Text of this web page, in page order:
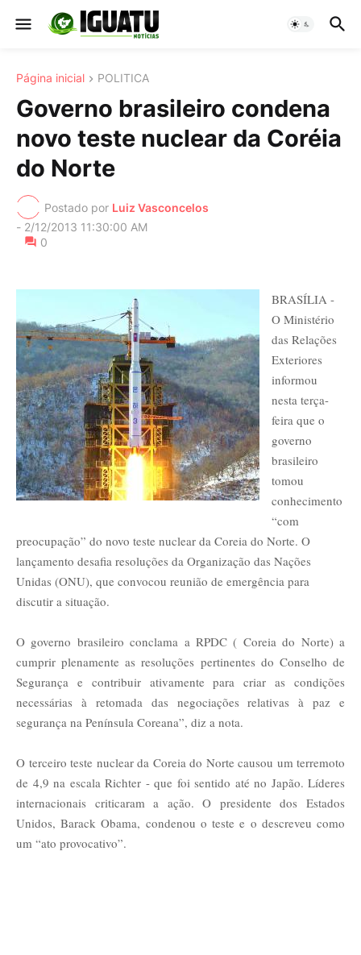
Página inicial POLITICA
Governo brasileiro condena
novo teste nuclear da Coréia
do Norte
Postado por Luiz Vasconcelos
- 2/12/2013 11:30:00 AM
0
BRASÍLIA -
O Ministério
das Relações
Exteriores
informou
nesta terça-
feira que o
governo
brasileiro
tomou
conhecimento
“com
preocupação” do novo teste nuclear da Coreia do Norte. O
lançamento desafia resoluções da Organização das Nações
Unidas (ONU), que convocou reunião de emergência para
discutir a situação.
O governo brasileiro conclama a RPDC ( Coreia do Norte) a
cumprir plenamente as resoluções pertinentes do Conselho de
Segurança e contribuir ativamente para criar as condições
necessárias à retomada das negociações relativas à paz e
segurança na Península Coreana”, diz a nota.
O terceiro teste nuclear da Coreia do Norte causou um terremoto
de 4,9 na escala Richter - que foi sentido até no Japão. Líderes
internacionais criticaram a ação. O presidente dos Estados
Unidos, Barack Obama, condenou o teste e o descreveu como
um “ato provocativo”.